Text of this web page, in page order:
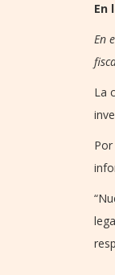
En
En
La